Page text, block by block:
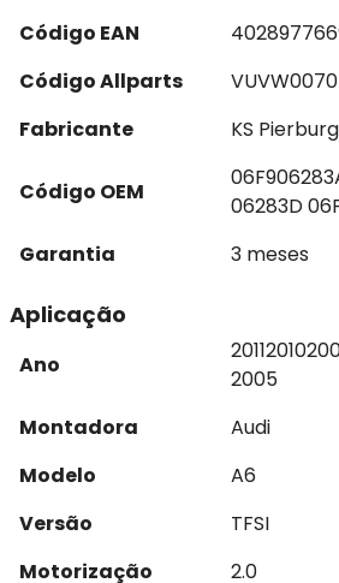
Código EAN
Código Allparts
VUVW0070
Fabricante
KS Pierburg
Código OEM
06283D
Garantia
3 meses
Aplicação
Ano
20112010
2005
Montadora
Audi
Modelo
A6
Versão
TFSI
Motorização
2.0